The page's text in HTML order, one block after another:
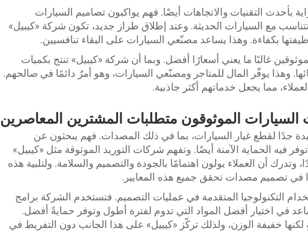
بأحدث التقنيات والاتجاهات أيضًا. فهم يواكبون تصاميم السيارات
مع السيارات الحديثة. وعند إطلاق طراز جديد، تكون شركة «كيبيل»
بكفاءة. وهذا يساعد مصنّعي السيارات على البقاء تنافسيين.
غالبًا ما يعني أسعارًا أفضل. وبما أن شركة «كيبيل» تنتج بكميات
وهذا يوفّر المال للمتاجر ومصنّعي السيارات، وهو أمرٌ دائمًا في صالحهم.
مما يجعل خدماتهم أكثر جاذبية.
الموثوقون متطلبات المشترين المعاصرين
جدًا لقطع غيار السيارات، بما في ذلك المصدات. فهم يبحثون عن
فيه الحماية الآمنة أيضًا. وتفهم شركات التوريد الموثوقة مثل «كيبيل»
وتدرك أن العملاء يولون اهتمامًا بالجودة والتصميم والسلامة. ولتلبية هذه
في تصميم مصدات تحقق جميع هذه المعايير.
التكنولوجيا المتقدمة في عمليات التصميم. فتستخدم الشركة برامج
في اختيار أفضل المواد التي تدوم لفترة أطول وتوفر حمايةً أفضل.
خفيفة الوزن، ولذلك تركّز «كيبيل» على هذا الجانب دون التفريط في